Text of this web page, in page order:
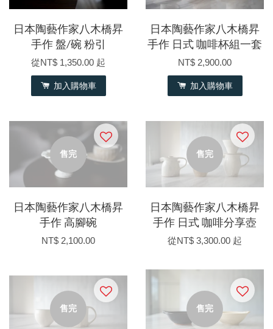
日本陶藝作家八木橋昇
手作 盤/碗 粉引
從NT$ 1,350.00 起
加入購物車
日本陶藝作家八木橋昇
手作 日式 咖啡杯組一套
NT$ 2,900.00
加入購物車
售完
日本陶藝作家八木橋昇
手作 高腳碗
NT$ 2,100.00
售完
日本陶藝作家八木橋昇
手作 日式 咖啡分享壺
從NT$ 3,300.00 起
售完 售完